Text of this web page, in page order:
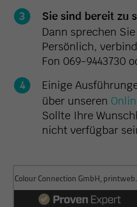
Sie sind bereit zu
Dann sprechen
Persönlich,
Fon 069-9443730
Einige
über unseren
Sollte Ihre
nicht verfügbar